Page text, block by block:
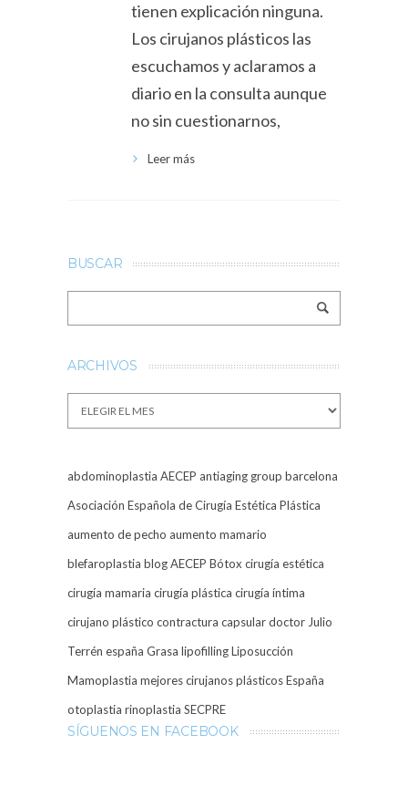
tienen explicación ninguna.
Los cirujanos plásticos las
escuchamos y aclaramos a
diario en la consulta aunque
no sin cuestionarnos,
Leer más
BUSCAR
ARCHIVOS
Archivos
abdominoplastia AECEP antiaging group barcelona
Asociación Española de Cirugía Estética Plástica
aumento de pecho aumento mamario
blefaroplastia blog AECEP Bótox cirugía estética
cirugía mamaria cirugía plástica cirugía íntima
cirujano plástico contractura capsulardoctor Julio
Terrén españa Grasa lipofillingLiposucción
Mamoplastia mejores cirujanos plásticos España
otoplastia rinoplastia SECPRE
SÍGUENOS EN FACEBOOK